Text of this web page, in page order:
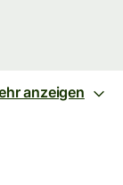
anzeigen